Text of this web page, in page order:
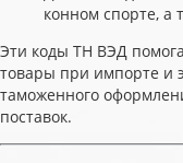
конном спорте, а
Эти коды ТН ВЭД
товары при импорте и
таможенного
поставок.